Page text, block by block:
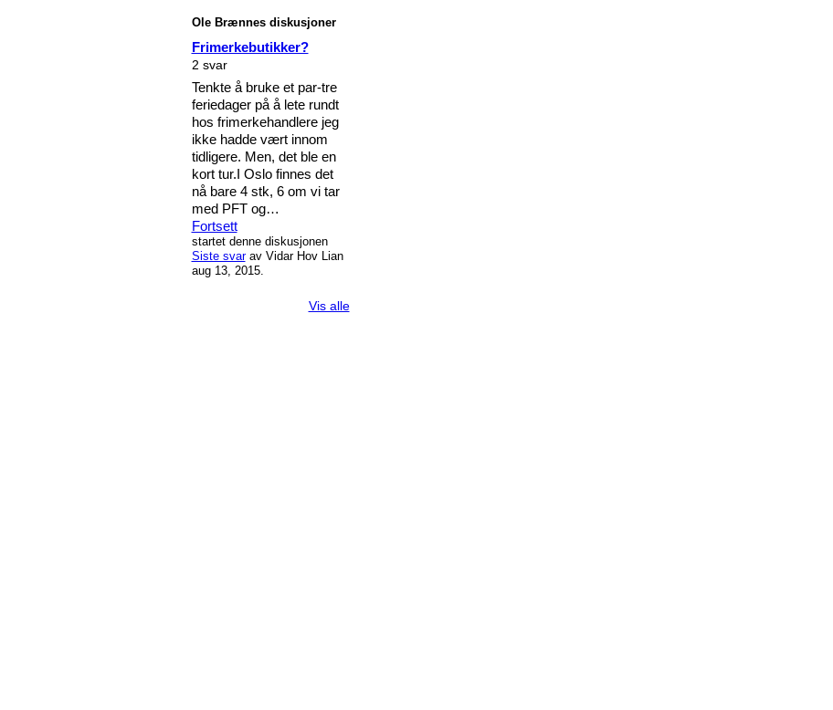
Ole Brænnes diskusjoner
Frimerkebutikker?
2 svar
Tenkte å bruke et par-tre
feriedager på å lete rundt
hos frimerkehandlere jeg
ikke hadde vært innom
tidligere. Men, det ble en
kort tur.I Oslo finnes det
nå bare 4 stk, 6 om vi tar
med PFT og…
Fortsett
startet denne diskusjonen
Siste svarav Vidar Hov Lian
aug 13, 2015.
Vis alle